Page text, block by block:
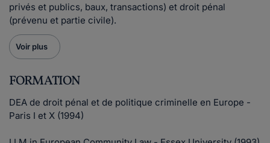
privés et publics, baux, transactions) et droit pénal
(prévenu et partie civile).
Voir plus
FORMATION
DEA de droit pénal et de politique criminelle en Europe -
Paris I et X (1994)